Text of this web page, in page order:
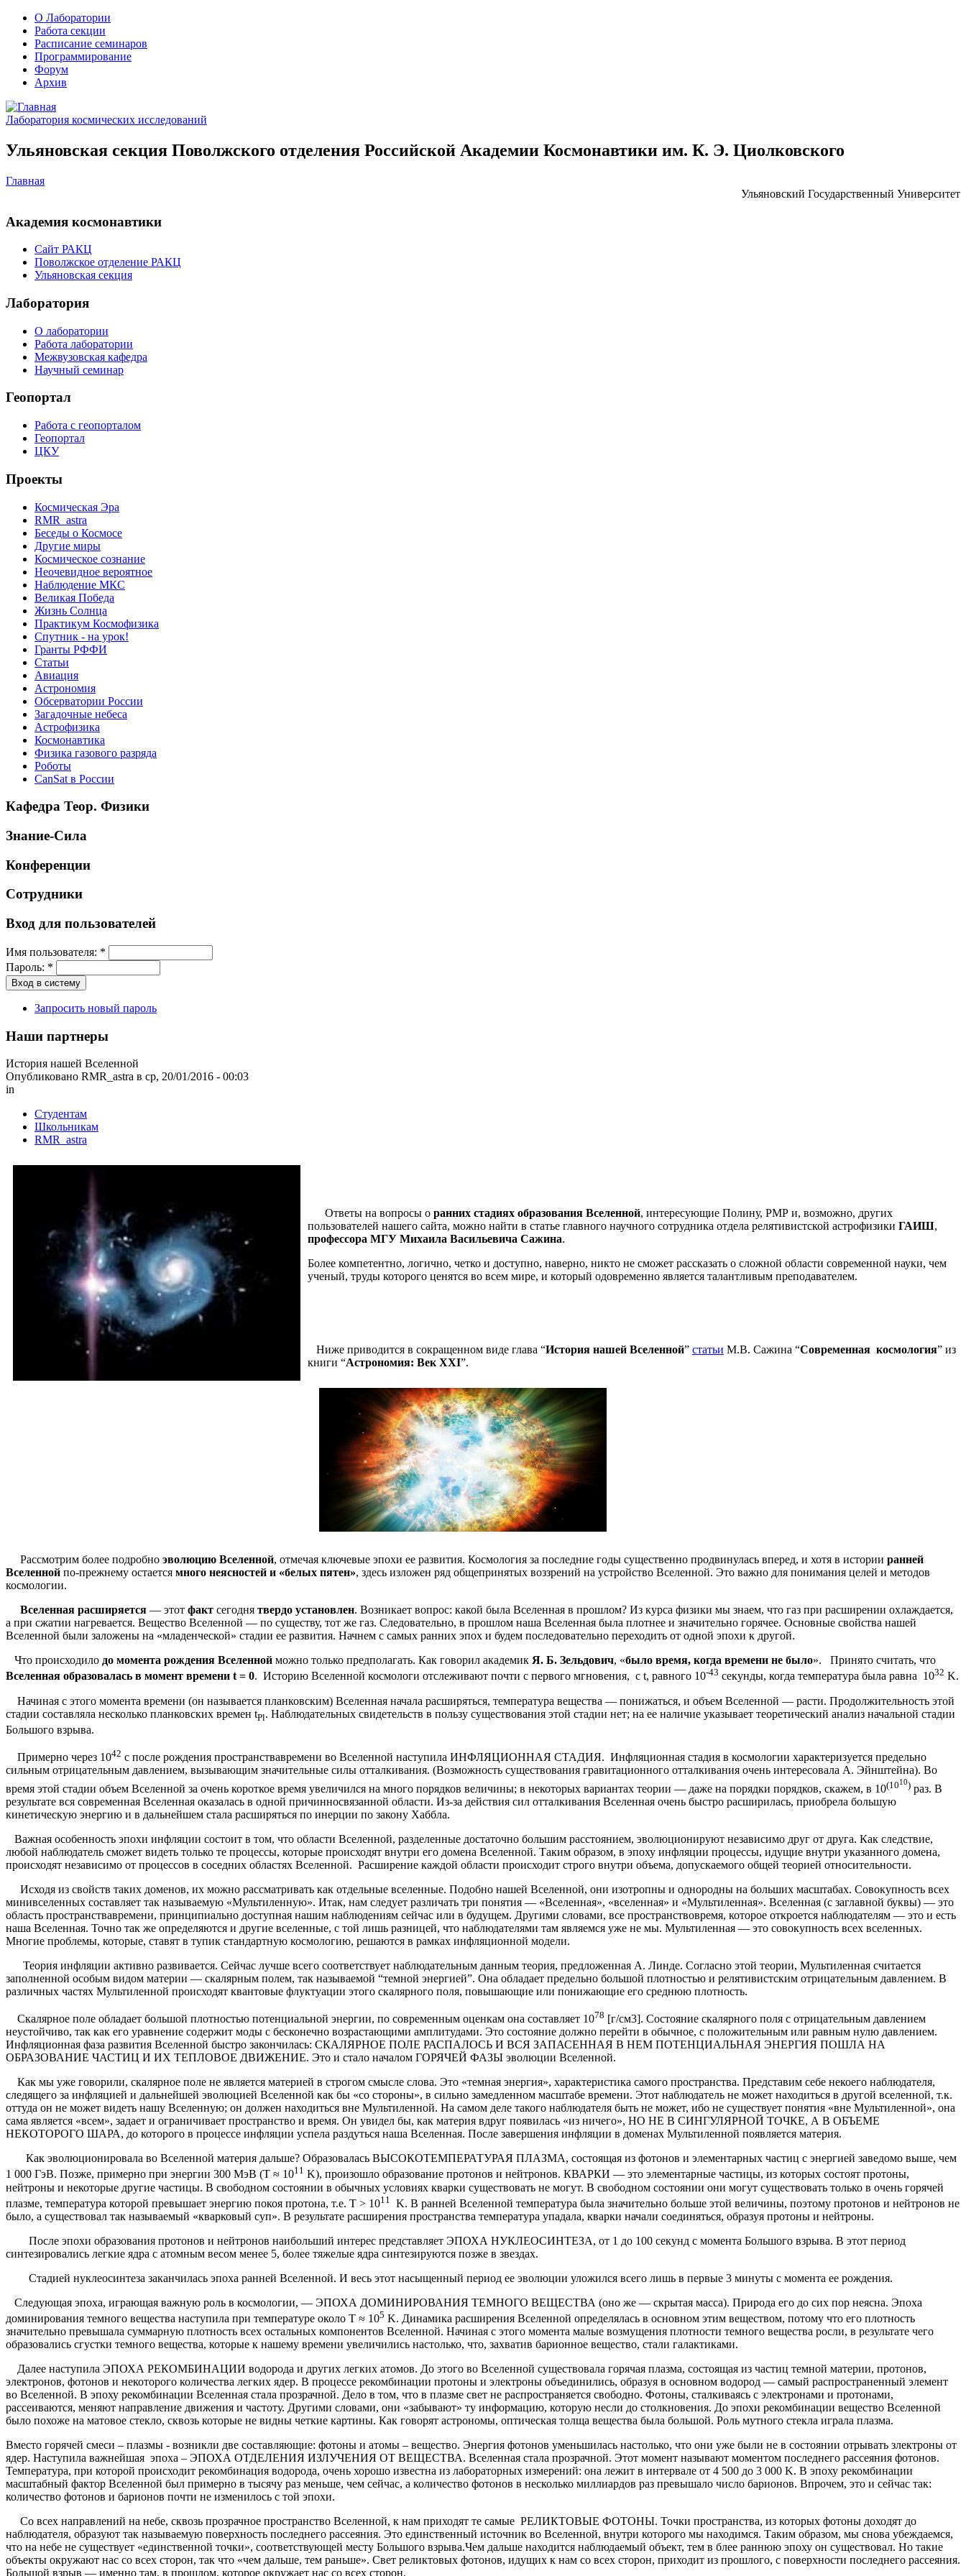
О Лаборатории
Работа секции
Расписание семинаров
Программирование
Форум
Архив
Лаборатория космических исследований
Ульяновская секция Поволжского отделения Российской Академии Космонавтики им. К. Э. Циолковского
Главная
Ульяновский Государственный Университет
Академия космонавтики
Сайт РАКЦ
Поволжское отделение РАКЦ
Ульяновская секция
Лаборатория
О лаборатории
Работа лаборатории
Межвузовская кафедра
Научный семинар
Геопортал
Работа с геопорталом
Геопортал
ЦКУ
Проекты
Космическая Эра
RMR_astra
Беседы о Космосе
Другие миры
Космическое сознание
Неочевидное вероятное
Наблюдение МКС
Великая Победа
Жизнь Солнца
Практикум Космофизика
Спутник - на урок!
Гранты РФФИ
Статьи
Авиация
Астрономия
Обсерватории России
Загадочные небеса
Астрофизика
Космонавтика
Физика газового разряда
Роботы
CanSat в России
Кафедра Теор. Физики
Знание-Сила
Конференции
Сотрудники
Вход для пользователей
Имя пользователя: *
Пароль: *
Запросить новый пароль
Наши партнеры
История нашей Вселенной
Опубликовано RMR_astra в ср, 20/01/2016 - 00:03
in
Студентам
Школьникам
RMR_astra
Ответы на вопросы о ранних стадиях образования Вселенной, интересующие Полину, РМР и, возможно, других
пользователей нашего сайта, можно найти в статье главного научного сотрудника отдела релятивистской астрофизики ГАИШ,
профессора МГУ Михаила Васильевича Сажина.
Более компетентно, логично, четко и доступно, наверно, никто не сможет рассказать о сложной области современной науки, чем
ученый, труды которого ценятся во всем мире, и который одовременно является талантливым преподавателем.
Ниже приводится в сокращенном виде глава “История нашей Вселенной” статьи М.В. Сажина “Современная космология” из
книги “Астрономия: Век XXI”.
Рассмотрим более подробно эволюцию Вселенной, отмечая ключевые эпохи ее развития. Космология за последние годы существенно продвинулась вперед, и хотя в истории ранней
Вселенной по-прежнему остается много неясностей и «белых пятен», здесь изложен ряд общепринятых воззрений на устройство Вселенной. Это важно для понимания целей и методов
космологии.
Вселенная расширяется — этот факт сегодня твердо установлен. Возникает вопрос: какой была Вселенная в прошлом? Из курса физики мы знаем, что газ при расширении охлаждается,
а при сжатии нагревается. Вещество Вселенной — по существу, тот же газ. Следовательно, в прошлом наша Вселенная была плотнее и значительно горячее. Основные свойства нашей
Вселенной были заложены на «младенческой» стадии ее развития. Начнем с самых ранних эпох и будем последовательно переходить от одной эпохи к другой.
Что происходило до момента рождения Вселенной можно только предполагать. Как говорил академик Я. Б. Зельдович, «было время, когда времени не было». Принято считать, что
Вселенная образовалась в момент времени t = 0. Историю Вселенной космологи отслеживают почти с первого мгновения, с t, равного 10-43 секунды, когда температура была равна 1032 K.
Начиная с этого момента времени (он называется планковским) Вселенная начала расширяться, температура вещества — понижаться, и объем Вселенной — расти. Продолжительность этой
стадии составляла несколько планковских времен tPl. Наблюдательных свидетельств в пользу существования этой стадии нет; на ее наличие указывает теоретический анализ начальной стадии
Большого взрыва.
Примерно через 1042 с после рождения пространства­времени во Вселенной наступила ИНФЛЯЦИОННАЯ СТАДИЯ. Инфляционная стадия в космологии характеризуется предельно
сильным отрицательным давлением, вызывающим значительные силы отталкивания. (Возможность существования гравитационного отталкивания очень интересовала А. Эйнштейна). Во
время этой стадии объем Вселенной за очень короткое время увеличился на много порядков величины; в некоторых вариантах теории — даже на порядки порядков, скажем, в 10(1010) раз. В
результате вся современная Вселенная оказалась в одной причинно­связанной области. Из-за действия сил отталкивания Вселенная очень быстро расширилась, приобрела большую
кинетическую энергию и в дальнейшем стала расширяться по инерции по закону Хаббла.
Важная особенность эпохи инфляции состоит в том, что области Вселенной, разделенные достаточно большим расстоянием, эволюционируют независимо друг от друга. Как следствие,
любой наблюдатель сможет видеть только те процессы, которые происходят внутри его домена Вселенной. Таким образом, в эпоху инфляции процессы, идущие внутри указанного домена,
происходят независимо от процессов в соседних областях Вселенной. Расширение каждой области происходит строго внутри объема, допускаемого общей теорией относительности.
Исходя из свойств таких доменов, их можно рассматривать как отдельные вселенные. Подобно нашей Вселенной, они изотропны и однородны на больших масштабах. Совокупность всех
мини­вселенных составляет так называемую «Мультиленную». Итак, нам следует различать три понятия — «Вселенная», «вселенная» и «Мультиленная». Вселенная (с заглавной буквы) — это
область пространства­времени, принципиально доступная нашим наблюдениям сейчас или в будущем. Другими словами, все пространство­время, которое откроется наблюдателям — это и есть
наша Вселенная. Точно так же определяются и другие вселенные, с той лишь разницей, что наблюдателями там являемся уже не мы. Мультиленная — это совокупность всех вселенных.
Многие проблемы, которые, ставят в тупик стандартную космологию, решаются в рамках инфляционной модели.
Теория инфляции активно развивается. Сейчас лучше всего соответствует наблюдательным данным теория, предложенная А. Линде. Согласно этой теории, Мультиленная считается
заполненной особым видом материи — скалярным полем, так называемой “темной энергией”. Она обладает предельно большой плотностью и релятивистским отрицательным давлением. В
различных частях Мультиленной происходят квантовые флуктуации этого скалярного поля, повышающие или понижающие его среднюю плотность.
Скалярное поле обладает большой плотностью потенциальной энергии, по современным оценкам она составляет 1078 [г/см3]. Состояние скалярного поля с отрицательным давлением
неустойчиво, так как его уравнение содержит моды с бесконечно возрастающими амплитудами. Это состояние должно перейти в обычное, с положительным или равным нулю давлением.
Инфляционная фаза развития Вселенной быстро закончилась: СКАЛЯРНОЕ ПОЛЕ РАСПАЛОСЬ И ВСЯ ЗАПАСЕННАЯ В НЕМ ПОТЕНЦИАЛЬНАЯ ЭНЕРГИЯ ПОШЛА НА
ОБРАЗОВАНИЕ ЧАСТИЦ И ИХ ТЕПЛОВОЕ ДВИЖЕНИЕ. Это и стало началом ГОРЯЧЕЙ ФАЗЫ эволюции Вселенной.
Как мы уже говорили, скалярное поле не является материей в строгом смысле слова. Это «темная энергия», характеристика самого пространства. Представим себе некоего наблюдателя,
следящего за инфляцией и дальнейшей эволюцией Вселенной как бы «со стороны», в сильно замедленном масштабе времени. Этот наблюдатель не может находиться в другой вселенной, т.к.
оттуда он не может видеть нашу Вселенную; он должен находиться вне Мультиленной. На самом деле такого наблюдателя быть не может, ибо не существует понятия «вне Мультиленной», она
сама является «всем», задает и ограничивает пространство и время. Он увидел бы, как материя вдруг появилась «из ничего», НО НЕ В СИНГУЛЯРНОЙ ТОЧКЕ, А В ОБЪЕМЕ
НЕКОТОРОГО ШАРА, до которого в процессе инфляции успела раздуться наша Вселенная. После завершения инфляции в доменах Мультиленной появляется материя.
Как эволюционировала во Вселенной материя дальше? Образовалась ВЫСОКОТЕМПЕРАТУРАЯ ПЛАЗМА, состоящая из фотонов и элементарных частиц с энергией заведомо выше, чем
1 000 ГэВ. Позже, примерно при энергии 300 МэВ (T ≈ 1011 K), произошло образование протонов и нейтронов. КВАРКИ — это элементарные частицы, из которых состоят протоны,
нейтроны и некоторые другие частицы. В свободном состоянии в обычных условиях кварки существовать не могут. В свободном состоянии они могут существовать только в очень горячей
плазме, температура которой превышает энергию покоя протона, т.е. T > 1011
K. В ранней Вселенной температура была значительно больше этой величины, поэтому протонов и нейтронов не
было, а существовал так называемый «кварковый суп». В результате расширения пространства температура упадала, кварки начали соединяться, образуя протоны и нейтроны.
После эпохи образования протонов и нейтронов наибольший интерес представляет ЭПОХА НУКЛЕОСИНТЕЗА, от 1 до 100 секунд с момента Большого взрыва. В этот период
синтезировались легкие ядра с атомным весом менее 5, более тяжелые ядра синтезируются позже в звездах.
Стадией нуклеосинтеза заканчилась эпоха ранней Вселенной. И весь этот насыщенный период ее эволюции уложился всего лишь в первые 3 минуты с момента ее рождения.
Следующая эпоха, играющая важную роль в космологии, — ЭПОХА ДОМИНИРОВАНИЯ ТЕМНОГО ВЕЩЕСТВА (оно же — скрытая масса). Природа его до сих пор неясна. Эпоха
доминирования темного вещества наступила при температуре около T ≈ 105 K. Динамика расширения Вселенной определялась в основном этим веществом, потому что его плотность
значительно превышала суммарную плотность всех остальных компонентов Вселенной. Начиная с этого момента малые возмущения плотности темного вещества росли, в результате чего
образовались сгустки темного вещества, которые к нашему времени увеличились настолько, что, захватив барионное вещество, стали галактиками.
Далее наступила ЭПОХА РЕКОМБИНАЦИИ водорода и других легких атомов. До этого во Вселенной существовала горячая плазма, состоящая из частиц темной материи, протонов,
электронов, фотонов и некоторого количества легких ядер. В процессе рекомбинации протоны и электроны объединились, образуя в основном водород — самый распространенный элемент
во Вселенной. В эпоху рекомбинации Вселенная стала прозрачной. Дело в том, что в плазме свет не распространяется свободно. Фотоны, сталкиваясь с электронами и протонами,
рассеиваются, меняют направление движения и частоту. Другими словами, они «забывают» ту информацию, которую несли до столкновения. До эпохи рекомбинации вещество Вселенной
было похоже на матовое стекло, сквозь которые не видны четкие картины. Как говорят астрономы, оптическая толща вещества была большой. Роль мутного стекла играла плазма.
Вместо горячей смеси – плазмы - возникли две составляющие: фотоны и атомы – вещество. Энергия фотонов уменьшилась настолько, что они уже были не в состоянии отрывать злектроны от
ядер. Наступила важнейшая эпоха – ЭПОХА ОТДЕЛЕНИЯ ИЗЛУЧЕНИЯ ОТ ВЕЩЕСТВА. Вселенная стала прозрачной. Этот момент называют моментом последнего рассеяния фотонов.
Температура, при которой происходит рекомбинация водорода, очень хорошо известна из лабораторных измерений: она лежит в интервале от 4 500 до 3 000 K. В эпоху рекомбинации
масштабный фактор Вселенной был примерно в тысячу раз меньше, чем сейчас, а количество фотонов в несколько миллиардов раз превышало число барионов. Впрочем, это и сейчас так:
количество фотонов и барионов почти не изменилось с той эпохи.
Со всех направлений на небе, сквозь прозрачное пространство Вселенной, к нам приходят те самые РЕЛИКТОВЫЕ ФОТОНЫ. Точки пространства, из которых фотоны доходят до
наблюдателя, образуют так называемую поверхность последнего рассеяния. Это единственный источник во Вселенной, внутри которого мы находимся. Таким образом, мы снова убеждаемся,
что на небе не существует «единственной точки», соответствующей месту Большого взрыва.Чем дальше находится наблюдаемый объект, тем в блее раннюю эпоху он существовал. Но такие
объекты окружают нас со всех сторон, так что «чем дальше, тем раньше». Свет реликтовых фотонов, идущих к нам со всех сторон, приходит из прошлого, с поверхности последнего рассеяния.
Большой взрыв — именно там, в прошлом, которое окружает нас со всех сторон.